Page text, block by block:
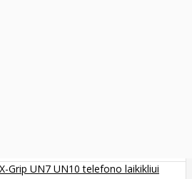
Grip UN7 UN10 telefono laikikliui